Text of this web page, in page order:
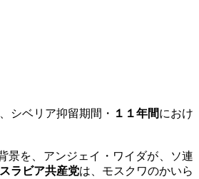
シベリア抑留期間・ １１年間におけ
景を、アンジェイ・ワイダが、ソ連
ラビア共産党は、モスクワのかいら